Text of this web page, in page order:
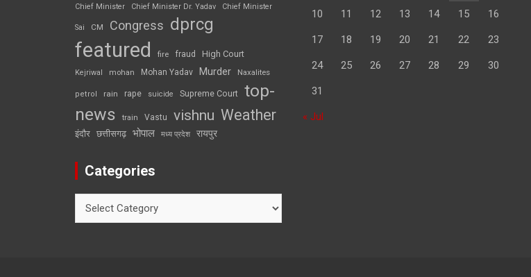
Chief Minister
Chief Minister Dr. Yadav Chief Minister
Sai CM Congress dprcg
featured fire fraud High Court
Kejriwal mohan Mohan Yadav Murder Naxalites
petrol rain rape suicide Supreme Court top-
news
train Vastu vishnu Weather
इंदौर छत्तीसगढ़ भोपाल मध्य प्रदेश रायपुर
Categories
10 11 12 13 14 15 16
17 18 19 20 21 22 23
24 25 26 27 28 29 30
31
« Jul